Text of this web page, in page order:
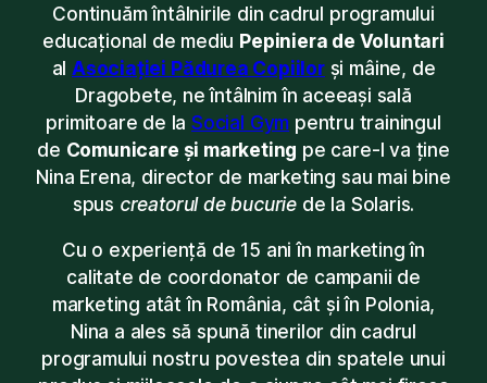
Continuăm întâlnirile din cadrul programului
educațional de mediu Pepiniera de Voluntari
alAsociației Pădurea Copiilorși mâine, de
Dragobete, ne întâlnim în aceeași sală
primitoare de laSocial Gym pentru trainingul
de Comunicare și marketing pe care-l va ține
Nina Erena, director de marketing sau mai bine
spus creatorul de bucurie de la Solaris.
Cu o experiență de 15 ani în marketing în
calitate de coordonator de campanii de
marketing atât în România, cât și în Polonia,
Nina a ales să spună tinerilor din cadrul
programului nostru povestea din spatele unui